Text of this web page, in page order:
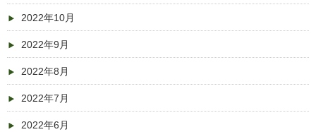
2022年10月
2022年9月
2022年8月
2022年7月
2022年6月